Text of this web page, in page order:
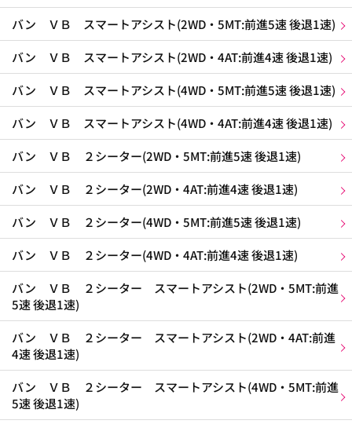
バン ＶＢ スマートアシスト(2WD・5MT:前進5速 後退1速)
バン ＶＢ スマートアシスト(2WD・4AT:前進4速 後退1速)
バン ＶＢ スマートアシスト(4WD・5MT:前進5速 後退1速)
バン ＶＢ スマートアシスト(4WD・4AT:前進4速 後退1速)
バン ＶＢ ２シーター(2WD・5MT:前進5速 後退1速)
バン ＶＢ ２シーター(2WD・4AT:前進4速 後退1速)
バン ＶＢ ２シーター(4WD・5MT:前進5速 後退1速)
バン ＶＢ ２シーター(4WD・4AT:前進4速 後退1速)
バン ＶＢ ２シーター スマートアシスト(2WD・5MT:前進
5速 後退1速)
バン ＶＢ ２シーター スマートアシスト(2WD・4AT:前進
4速 後退1速)
バン ＶＢ ２シーター スマートアシスト(4WD・5MT:前進
5速 後退1速)